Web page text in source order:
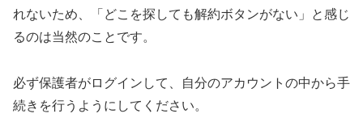
れないため、「どこを探しても解約ボタンがない」と感じ
るのは当然のことです。
必ず保護者がログインして、自分のアカウントの中から手
続きを行うようにしてください。